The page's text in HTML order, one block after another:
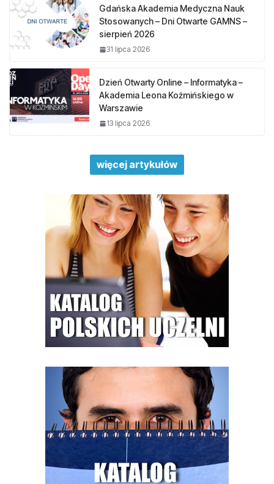
Gdańska Akademia Medyczna Nauk
Stosowanych – Dni Otwarte GAMNS –
sierpień 2026
31 lipca 2026
Dzień Otwarty Online – Informatyka –
Akademia Leona Koźmińskiego w
Warszawie
13 lipca 2026
więcej artykułów